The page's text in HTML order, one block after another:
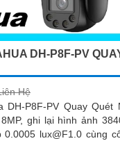
DH-P8F-PV
Hệ
DH-P8F-PV Quay Quét
ghi lại hình ảnh 3840 ×
0.0005 lux@F1.0 cùng